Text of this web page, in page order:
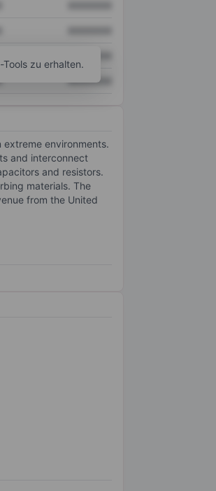
XXXXXXX
zu erhalten.
environments.
and interconnect
and resistors.
materials. The
from the United